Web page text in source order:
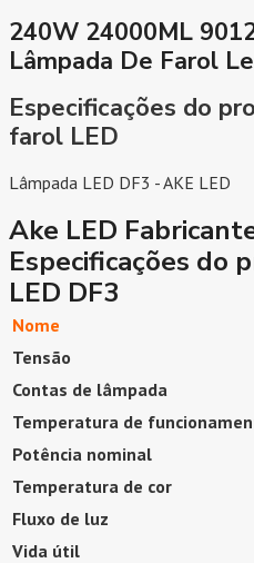
240W 24000ML
Lâmpada De Farol
Especificações do
farol LED
Lâmpada LED DF3 - AKE LED
Ake LED
Especificações do
LED DF3
Nome
Tensão
Contas de lâmpada
Temperatura de
Potência nominal
Temperatura de cor
Fluxo de luz
Vida útil